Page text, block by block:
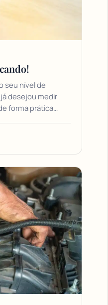
seu nível de
desejou medir
forma prática…